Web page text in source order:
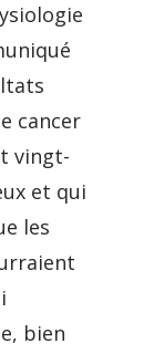
cancer
vingt-
et qui
les
bien